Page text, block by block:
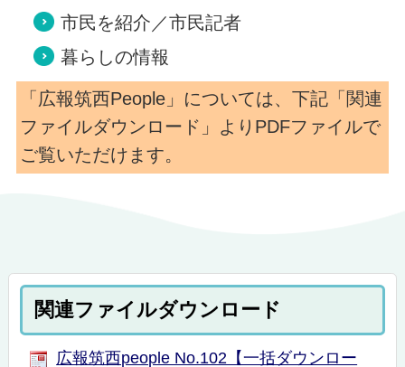
市民を紹介／市民記者
暮らしの情報
「広報筑西People」については、下記「関連
ファイルダウンロード」よりPDFファイルで
ご覧いただけます。
関連ファイルダウンロード
広報筑西people No.102【一括ダウンロー